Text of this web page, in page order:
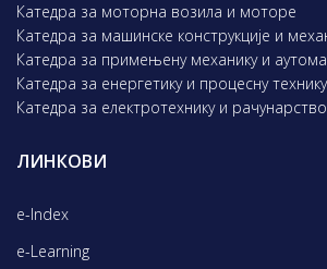
Катедра за моторна возила и моторе
Катедра за машинске конструкције и
Катедра за примењену механику и
Катедра за енергетику и процесну технику
Катедра за електротехнику и рачунарство
ЛИНКОВИ
e-Index
e-Learning